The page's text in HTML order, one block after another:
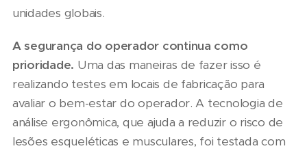
unidades globais.
A segurança do operador continua como
prioridade. Uma das maneiras de fazer isso é
realizando testes em locais de fabricação para
avaliar o bem-estar do operador. A tecnologia de
análise ergonômica, que ajuda a reduzir o risco de
lesões esqueléticas e musculares, foi testada com